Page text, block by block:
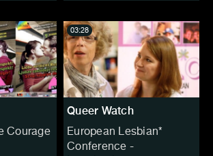
Courage
Queer Watch
European Lesbian*
Conference -
03:28